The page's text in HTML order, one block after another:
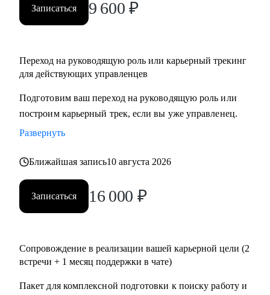
Записаться 9 600 ₽
Переход на руководящую роль или карьерный трекинг
для действующих управленцев
Подготовим ваш переход на руководящую роль или
построим карьерный трек, если вы уже управленец.
Развернуть
Ближайшая запись10 августа 2026
Записаться 16 000 ₽
Сопровождение в реализации вашей карьерной цели (2
встречи + 1 месяц поддержки в чате)
Пакет для комплексной подготовки к поиску работу и